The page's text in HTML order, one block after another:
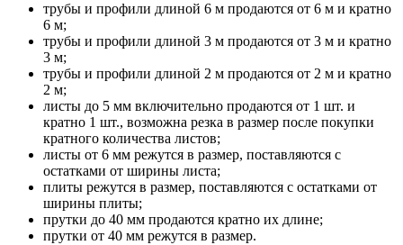
трубы и профили длиной 6 м продаются от 6 м и кратно
6 м;
трубы и профили длиной 3 м продаются от 3 м и кратно
3 м;
трубы и профили длиной 2 м продаются от 2 м и кратно
2 м;
листы до 5 мм включительно продаются от 1 шт. и
кратно 1 шт., возможна резка в размер после покупки
кратного количества листов;
листы от 6 мм режутся в размер, поставляются с
остатками от ширины листа;
плиты режутся в размер, поставляются с остатками от
ширины плиты;
прутки до 40 мм продаются кратно их длине;
прутки от 40 мм режутся в размер.